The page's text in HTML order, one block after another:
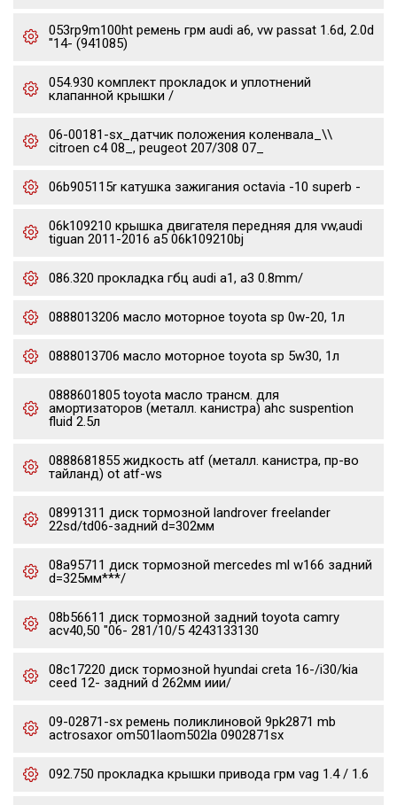
053rp9m100ht ремень грм audi a6, vw passat 1.6d, 2.0d
"14- (941085)
054.930 комплект прокладок и уплотнений
клапанной крышки /
06-00181-sx_датчик положения коленвала_\\
citroen c4 08_, peugeot 207/308 07_
06b905115r катушка зажигания octavia -10 superb -
06k109210 крышка двигателя передняя для vw,audi
tiguan 2011-2016 a5 06k109210bj
086.320 прокладка гбц audi a1, a3 0.8mm/
0888013206 масло моторное toyota sp 0w-20, 1л
0888013706 масло моторное toyota sp 5w30, 1л
0888601805 toyota масло трансм. для
амортизаторов (металл. канистра) ahc suspention
fluid 2.5л
0888681855 жидкость atf (металл. канистра, пр-во
тайланд) ot atf-ws
08991311 диск тормозной landrover freelander
22sd/td06-задний d=302мм
08a95711 диск тормозной mercedes ml w166 задний
d=325мм***/
08b56611 диск тормозной задний toyota camry
acv40,50 "06- 281/10/5 4243133130
08c17220 диск тормозной hyundai creta 16-/i30/kia
ceed 12- задний d 262мм иии/
09-02871-sx ремень поликлиновой 9pk2871 mb
actrosaxor om501laom502la 0902871sx
092.750 прокладка крышки привода грм vag 1.4 / 1.6